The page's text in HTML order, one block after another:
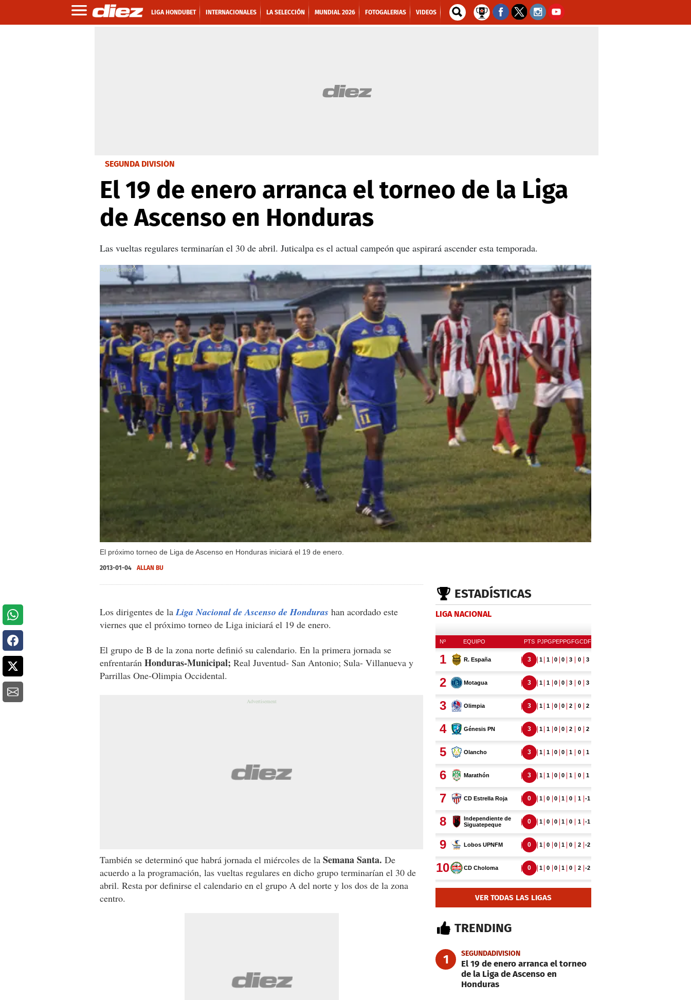
LIGA HONDUBET INTERNACIONALES LA SELECCIÓN MUNDIAL 2026 FOTOGALERIAS VIDEOS
SEGUNDA DIVISIÓN
El 19 de enero arranca el torneo de la Liga
de Ascenso en Honduras
Las vueltas regulares terminarían el 30 de abril. Juticalpa es el actual campeón que aspirará ascender esta temporada.
El próximo torneo de Liga de Ascenso en Honduras iniciará el 19 de enero.
X
2013-01-04 ALLAN BU
Los dirigentes de la Liga Nacional de Ascenso de Honduras han acordado este
viernes que el próximo torneo de Liga iniciará el 19 de enero.
El grupo de B de la zona norte definió su calendario. En la primera jornada se
enfrentarán Honduras-Municipal; Real Juventud- San Antonio; Sula- Villanueva y
Parrillas One-Olimpia Occidental.
También se determinó que habrá jornada el miércoles de la Semana Santa. De
acuerdo a la programación, las vueltas regulares en dicho grupo terminarían el 30 de
abril. Resta por definirse el calendario en el grupo A del norte y los dos de la zona
centro.
ESTADÍSTICAS
LIGA NACIONAL
VER TODAS LAS LIGAS
TRENDING
1 SEGUNDADIVISION
El 19 de enero arranca el torneo
de la Liga de Ascenso en
Honduras